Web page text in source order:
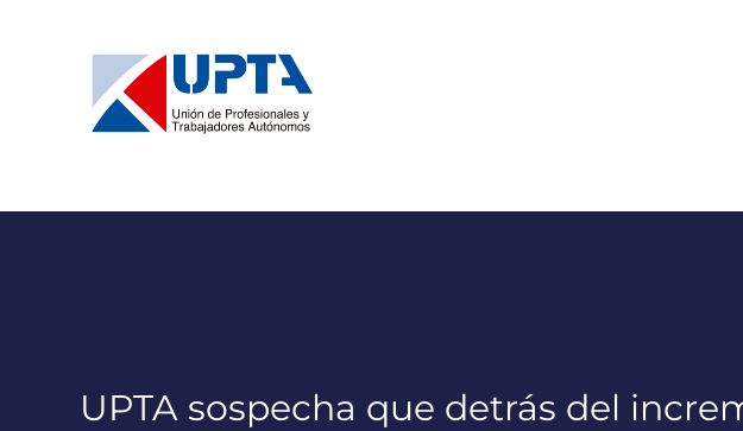
UPTA sospecha que detrás del